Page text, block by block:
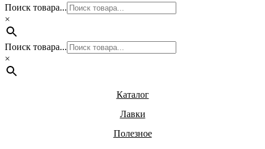
Поиск товара...
×
Поиск товара...
×
Каталог
Лавки
Полезное